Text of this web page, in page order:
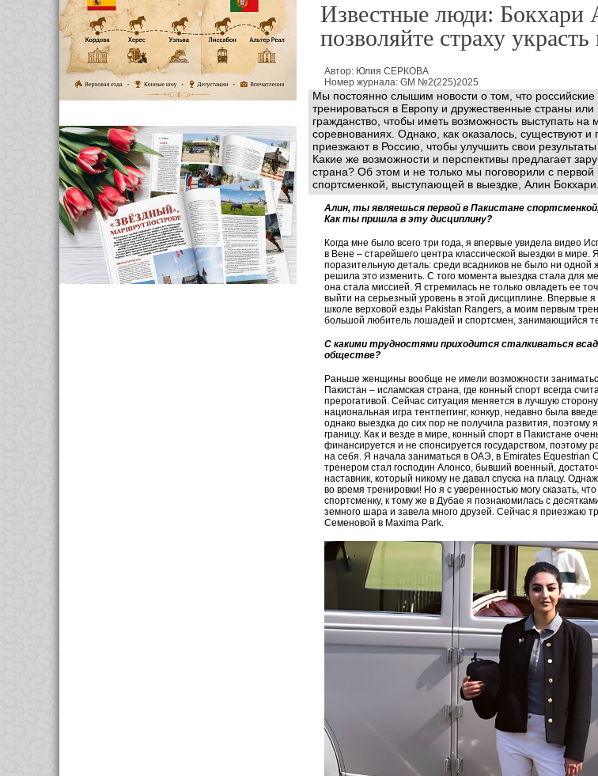
Известные люди: Бокхари
позволяйте страху
Автор: Юлия СЕРКОВА
Номер журнала: GM №2(225)2025
Мы постоянно слышим новости о том, что
тренироваться в Европу и дружественные страны
гражданство, чтобы иметь возможность выступать
соревнованиях. Однако, как оказалось, существуют
приезжают в Россию, чтобы улучшить свои
Какие же возможности и перспективы предлагает
страна? Об этом и не только мы поговорили с первой
спортсменкой, выступающей в выездке, Алин Бокхари.
Алин, ты являешься первой в Пакистане
Как ты пришла в эту дисциплину?
Когда мне было всего три года, я впервые увидела видео
в Вене – старейшего центра классической выездки в мире.
поразительную деталь: среди всадников не было ни одной
решила это изменить. С того момента выездка стала для
она стала миссией. Я стремилась не только овладеть ее
выйти на серьезный уровень в этой дисциплине. Впервые
школе верховой езды Pakistan Rangers, а моим первым
большой любитель лошадей и спортсмен, занимающийся
С какими трудностями приходится сталкиваться
обществе?
Раньше женщины вообще не имели возможности
Пакистан – исламская страна, где конный спорт всегда
прерогативой. Сейчас ситуация меняется в лучшую
национальная игра тентпеггинг, конкур, недавно была
однако выездка до сих пор не получила развития, поэтому
границу. Как и везде в мире, конный спорт в Пакистане
финансируется и не спонсируется государством, поэтому
на себя. Я начала заниматься в ОАЭ, в Emirates Equestrian
тренером стал господин Алонсо, бывший военный,
наставник, который никому не давал спуска на плацу.
во время тренировки! Но я с уверенностью могу сказать,
спортсменку, к тому же в Дубае я познакомилась с
земного шара и завела много друзей. Сейчас я приезжаю
Семеновой в Maxima Park.